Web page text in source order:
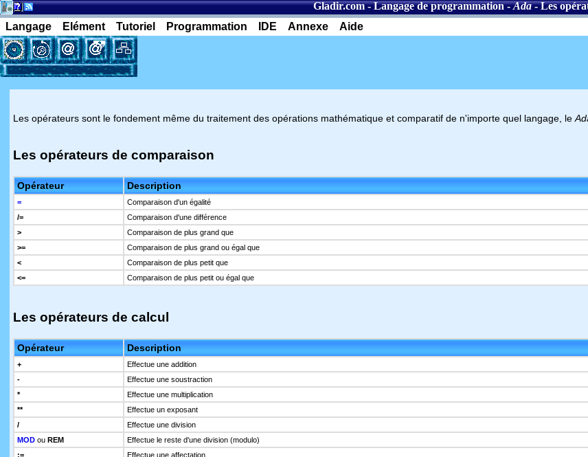
Gladir.com-Langage de programmation-Ada- Les
Langage
Elément Tutoriel Programmation IDE Annexe Aide
Les opérateurs sont le fondement même du traitement des opérations mathématique et comparatif de n'importe quel langage, le
Les opérateurs de comparaison
Opérateur Description
=
Comparaison d'un égalité
/=
Comparaison d'une différence
>
Comparaison de plus grand que
>=
Comparaison de plus grand ou égal que
<
Comparaison de plus petit que
<=
Comparaison de plus petit ou égal que
Les opérateurs de calcul
Opérateur Description
+
Effectue une addition
-
Effectue une soustraction
*
Effectue une multiplication
**
Effectue un exposant
/
Effectue une division
MOD ou REM
Effectue le reste d'une division (modulo)
:=
Effectue une affectation